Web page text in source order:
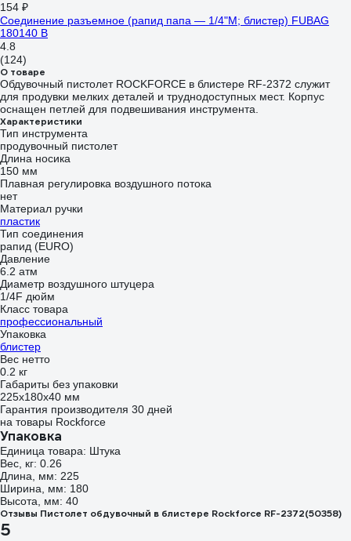
154 ₽
Соединение разъемное (рапид папа — 1/4"M; блистер) FUBAG
180140 B
4.8
(124)
О товаре
Обдувочный пистолет ROCKFORCE в блистере RF-2372 служит
для продувки мелких деталей и труднодоступных мест. Корпус
оснащен петлей для подвешивания инструмента.
Характеристики
Тип инструмента
продувочный пистолет
Длина носика
150 мм
Плавная регулировка воздушного потока
нет
Материал ручки
пластик
Тип соединения
рапид (EURO)
Давление
6.2 атм
Диаметр воздушного штуцера
1/4F дюйм
Класс товара
профессиональный
Упаковка
блистер
Вес нетто
0.2 кг
Габариты без упаковки
225x180x40 мм
Гарантия производителя 30 дней
на товары Rockforce
Упаковка
Единица товара: Штука
Вес, кг: 0.26
Длина, мм: 225
Ширина, мм: 180
Высота, мм: 40
Отзывы Пистолет обдувочный в блистере Rockforce RF-2372(50358)
5